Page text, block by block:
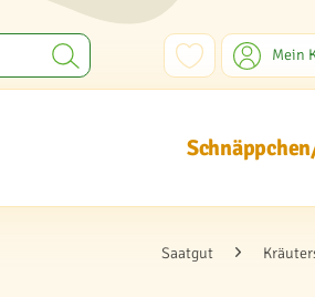
Mein
Saatgut